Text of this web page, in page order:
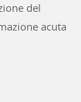
del
acuta